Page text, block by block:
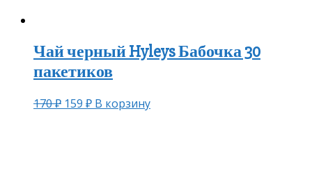
Чай черный Hyleys Бабочка 30
пакетиков
170₽ 159 ₽ В корзину